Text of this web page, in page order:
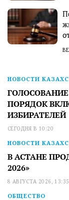
НОВОСТИ
ПОРЯДОК
ИЗБИРАТЕЛЕЙ
СЕГОДНЯ В 10:20
НОВОСТИ
В АСТАНЕ
2026»
8 АВГУСТА 2026, 13:35
ОБЩЕСТВО